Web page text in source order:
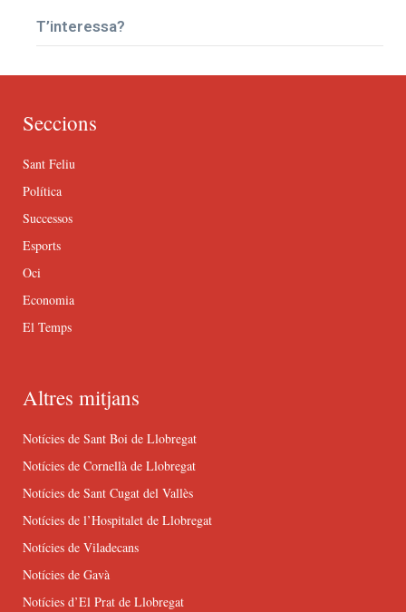
T’interessa?
Seccions
Sant Feliu
Política
Successos
Esports
Oci
Economia
El Temps
Altres mitjans
Notícies de Sant Boi de Llobregat
Notícies de Cornellà de Llobregat
Notícies de Sant Cugat del Vallès
Notícies de l’Hospitalet de Llobregat
Notícies de Viladecans
Notícies de Gavà
Notícies d’El Prat de Llobregat